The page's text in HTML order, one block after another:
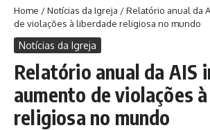
Home /Notícias da Igreja /Relatório anual da
de violações à liberdade religiosa no mundo
Notícias da Igreja
Relatório anual da AIS
aumento de violações
religiosa no mundo